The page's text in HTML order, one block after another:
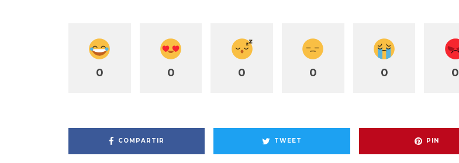
0 0 0 0 0 0
COMPARTIR TWEET PIN